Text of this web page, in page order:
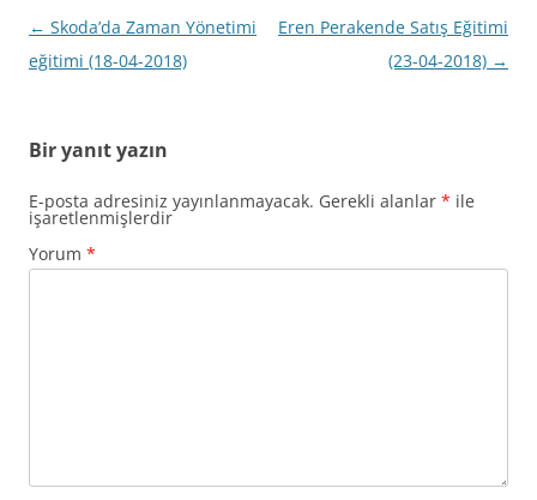
Yazı
dolaşımı
← Skoda’da Zaman Yönetimi
eğitimi (18-04-2018)
Eren Perakende Satış Eğitimi
(23-04-2018) →
Bir yanıt yazın
E-posta adresiniz yayınlanmayacak. Gerekli alanlar * ile
işaretlenmişlerdir
Yorum *